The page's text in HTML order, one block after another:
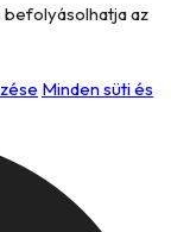
az
Minden süti és